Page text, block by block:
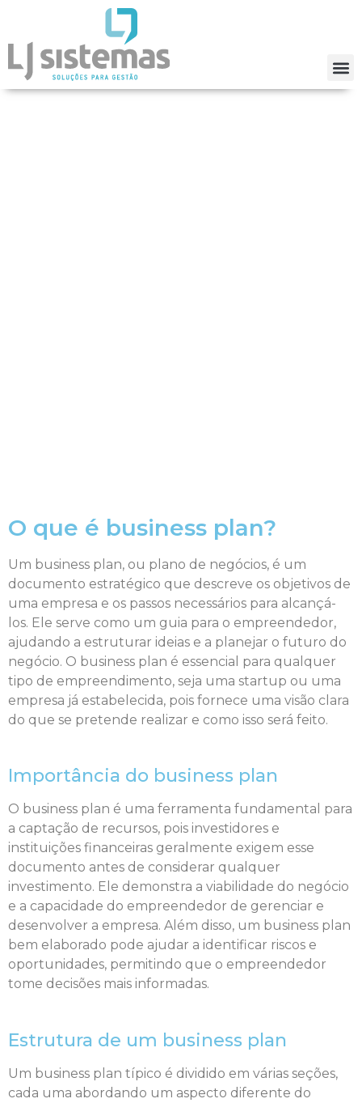
O que é business plan?
Um business plan, ou plano de negócios, é um
documento estratégico que descreve os objetivos de
uma empresa e os passos necessários para alcançá-
los. Ele serve como um guia para o empreendedor,
ajudando a estruturar ideias e a planejar o futuro do
negócio. O business plan é essencial para qualquer
tipo de empreendimento, seja uma startup ou uma
empresa já estabelecida, pois fornece uma visão clara
do que se pretende realizar e como isso será feito.
Importância do business plan
O business plan é uma ferramenta fundamental para
a captação de recursos, pois investidores e
instituições financeiras geralmente exigem esse
documento antes de considerar qualquer
investimento. Ele demonstra a viabilidade do negócio
e a capacidade do empreendedor de gerenciar e
desenvolver a empresa. Além disso, um business plan
bem elaborado pode ajudar a identificar riscos e
oportunidades, permitindo que o empreendedor
tome decisões mais informadas.
Estrutura de um business plan
Um business plan típico é dividido em várias seções,
cada uma abordando um aspecto diferente do